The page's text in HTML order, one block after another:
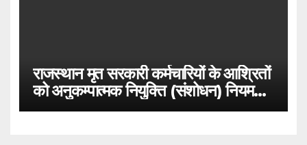
राजस्थान मृत सरकारी कर्मचारियों के आश्रितों
को अनुकम्पात्मक नियुक्ति (संशोधन) नियम
2021